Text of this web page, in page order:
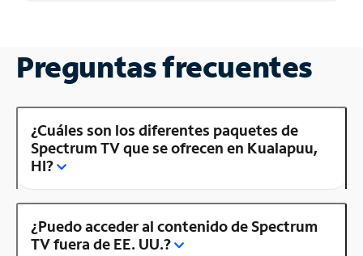
Preguntas frecuentes
¿Cuáles son los diferentes paquetes de
Spectrum TV que se ofrecen en Kualapuu,
HI?
¿Puedo acceder al contenido de Spectrum
TV fuera de EE. UU.?